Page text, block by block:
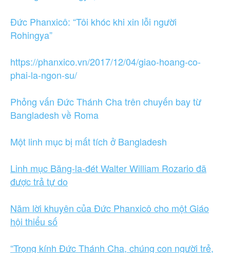
Đức Phanxicô: “Tôi khóc khi xin lỗi người
Rohingya”
https://phanxico.vn/2017/12/04/giao-hoang-co-
phai-la-ngon-su/
Phỏng vấn Đức Thánh Cha trên chuyến bay từ
Bangladesh về Roma
Một linh mục bị mất tích ở Bangladesh
Linh mục Băng-la-đét Walter William Rozario đã
được trả tự do
Năm lời khuyên của Đức Phanxicô cho một Giáo
hội thiểu số
“Trọng kính Đức Thánh Cha, chúng con người trẻ,